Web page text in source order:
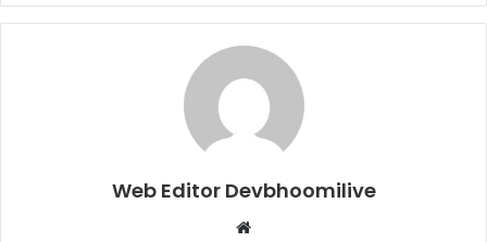
Web Editor Devbhoomilive
Website